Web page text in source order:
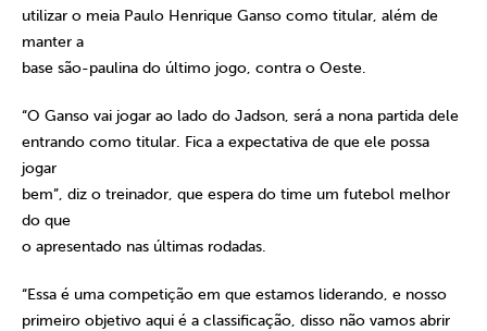
utilizar o meia Paulo Henrique Ganso como titular, além de
manter a
base são-paulina do último jogo, contra o Oeste.
“O Ganso vai jogar ao lado do Jadson, será a nona partida dele
entrando como titular. Fica a expectativa de que ele possa
jogar
bem”, diz o treinador, que espera do time um futebol melhor
do que
o apresentado nas últimas rodadas.
“Essa é uma competição em que estamos liderando, e nosso
primeiro objetivo aqui é a classificação, disso não vamos abrir